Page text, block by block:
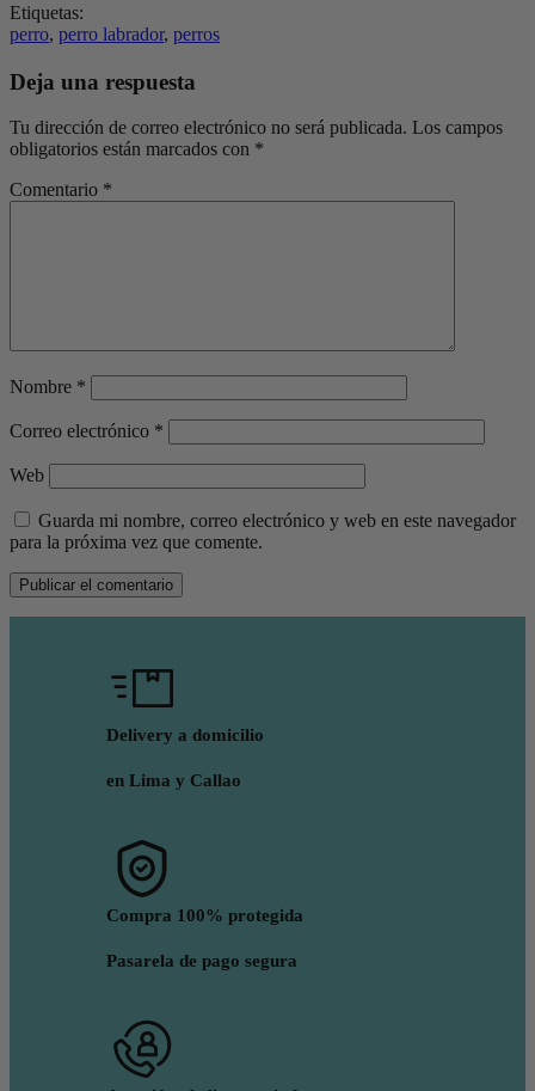
Etiquetas:
perro, perro labrador, perros
Deja una respuesta
Tu dirección de correo electrónico no será publicada. Los campos
obligatorios están marcados con *
Comentario *
Nombre *
Correo electrónico *
Web
Guarda mi nombre, correo electrónico y web en este navegador
para la próxima vez que comente.
Delivery a domicilio
en Lima y Callao
Compra 100% protegida
Pasarela de pago segura